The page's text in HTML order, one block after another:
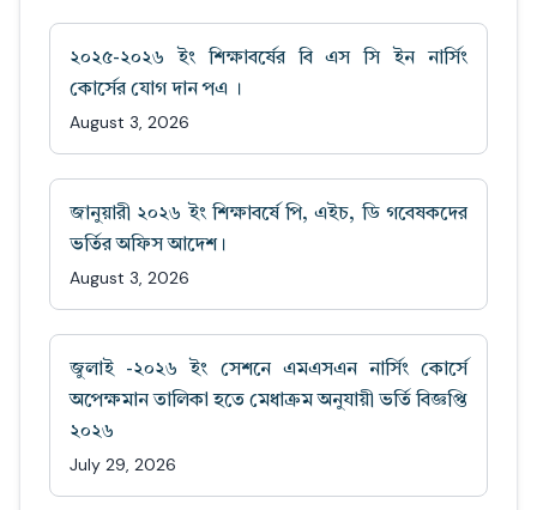
২০২৫-২০২৬ ইং শিক্ষাবর্ষের বি এস সি ইন নার্সিং
কোর্সের যোগ দান পএ ।
August 3, 2026
জানুয়ারী ২০২৬ ইং শিক্ষাবর্ষে পি, এইচ, ডি গবেষকদের
ভর্তির অফিস আদেশ।
August 3, 2026
জুলাই -২০২৬ ইং সেশনে এমএসএন নার্সিং কোর্সে
অপেক্ষমান তালিকা হতে মেধাক্রম অনুযায়ী ভর্তি বিজ্ঞপ্তি
২০২৬
July 29, 2026